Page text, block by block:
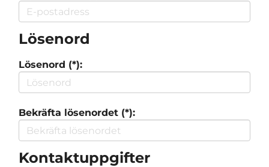
Lösenord
Lösenord (*):
Bekräfta lösenordet (*):
Kontaktuppgifter